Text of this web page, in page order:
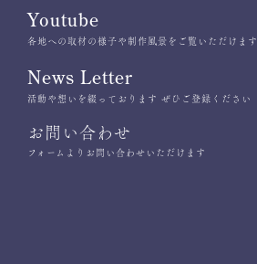
Youtube
各地への取材の様子や制作風景をご覧いただけます
News Letter
活動や想いを綴っております ぜひご登録ください
お問い合わせ
フォームよりお問い合わせいただけます